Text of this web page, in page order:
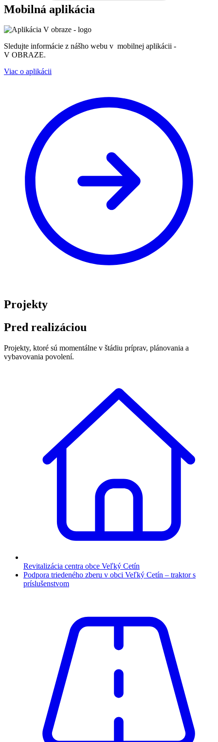
Mobilná aplikácia
Sledujte informácie z nášho webu v mobilnej aplikácii -
V OBRAZE.
Viac o aplikácii
Projekty
Pred realizáciou
Projekty, ktoré sú momentálne v štádiu príprav, plánovania a
vybavovania povolení.
Revitalizácia centra obce Veľký Cetín
Podpora triedeného zberu v obci Veľký Cetín – traktor s
príslušenstvom